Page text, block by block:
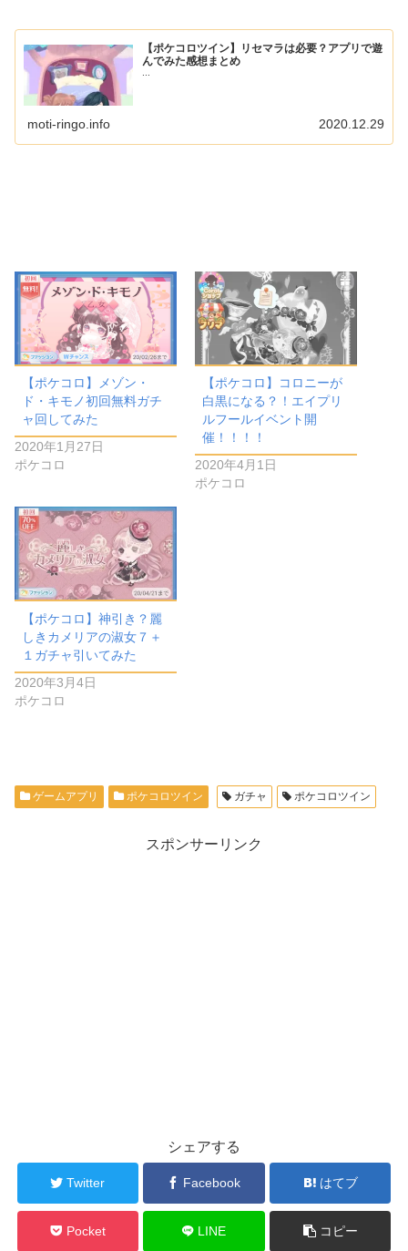
【ポケコロツイン】リセマラは必要？アプリで遊
んでみた感想まとめ
moti-ringo.info 2020.12.29
【ポケコロ】メゾン・
ド・キモノ初回無料ガチ
ャ回してみた
2020年1月27日
ポケコロ
【ポケコロ】コロニーが
白黒になる？！エイプリ
ルフールイベント開
催！！！！
2020年4月1日
ポケコロ
【ポケコロ】神引き？麗
しきカメリアの淑女７＋
１ガチャ引いてみた
2020年3月4日
ポケコロ
ゲームアプリ ポケコロツイン ガチャ ポケコロツイン
スポンサーリンク
シェアする
Twitter Facebook はてブ
Pocket LINE コピー